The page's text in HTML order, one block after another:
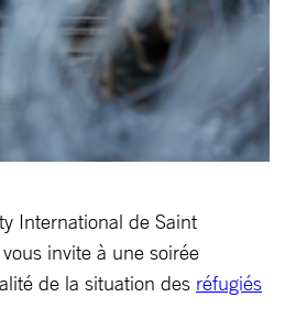
International de Saint
invite à une soirée
de la situation des réfugiés